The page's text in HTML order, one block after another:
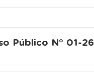
Público N° 01-26